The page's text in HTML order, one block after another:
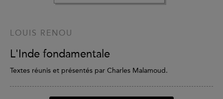
LOUIS RENOU
L'Inde fondamentale
Textes réunis et présentés par Charles Malamoud.